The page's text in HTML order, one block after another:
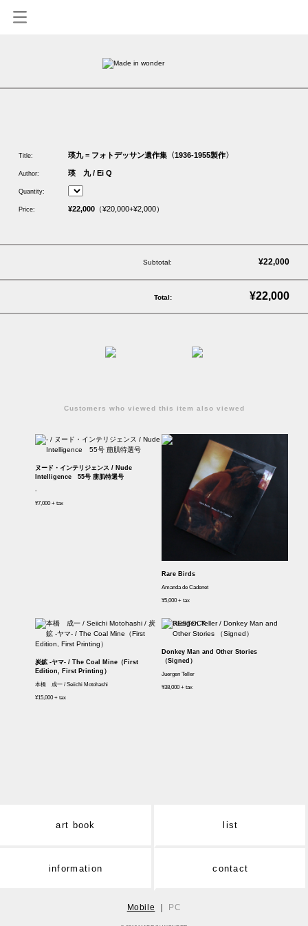
Title: 瑛九 = フォトデッサン遺作集〈1936-1955製作〉
Author: 瑛 九 / Ei Q
Quantity:
Price: ¥22,000（¥20,000+¥2,000）
Subtotal: ¥22,000
Total: ¥22,000
Customers who viewed this item also viewed
ヌード・インテリジェンス / Nude
Intelligence 55号 萠肌特選号
-
¥7,000 + tax
Rare Birds
Amanda de Cadenet
¥5,000 + tax
炭鉱 -ヤマ- / The Coal Mine（First
Edition, First Printing）
本橋 成一 / Seiichi Motohashi
¥15,000 + tax
Donkey Man and Other Stories
（Signed）
Juergen Teller
¥38,000 + tax
art book list
information contact
Mobile PC